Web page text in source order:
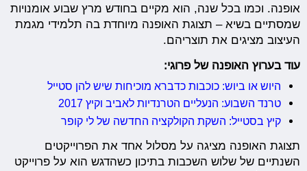
אופנה. וכמו בכל שנה, הוא מקיים בחודש מרץ שבוע אומנויות
שמסתיים בשיא – תצוגת האופנה מיוחדת בה תלמידי מגמת
העיצוב מציגים את תוצריהם.
עוד בערוץ האופנה של פרוגי:
היוש או ביוש: כוכבות כדברא מוכיחות שיש להן סטייל
טרנד השבוע: הנעליים הטרנדיות לאביב וקיץ 2017
קיץ בסטייל: השקת הקולקציה החדשה של לי קופר
תצוגת האופנה מציגה על מסלול אחד את הפרוייקטים
השנתיים של שלוש השכבות בתיכון כשהדגש הוא על פרוייקט